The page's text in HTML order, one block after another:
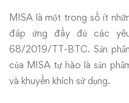
MISA là một trong số ít
đáp ứng đầy đủ các
68/2019/TT-BTC. Sản
của MISA tự hào là sản
và khuyến khích sử dụng.